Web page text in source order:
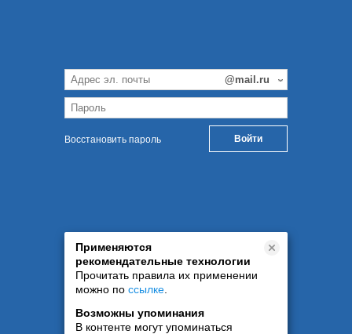
Восстановить пароль
Применяются
рекомендательные технологии
Прочитать правила их применении
можно по ссылке
Возможны упоминания
В контенте могут упоминаться